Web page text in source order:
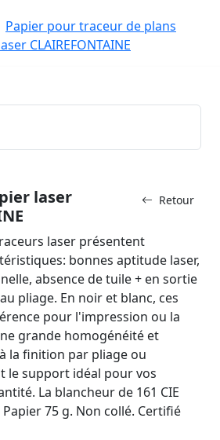
Papier pour traceur de plans
CLAIREFONTAINE
Retour
laser
laser présentent
bonnes aptitude laser,
absence de tuile + en sortie
pliage. En noir et blanc, ces
pour l'impression ou la
grande homogénéité et
la finition par pliage ou
le support idéal pour vos
La blancheur de 161 CIE
75 g. Non collé. Certifié